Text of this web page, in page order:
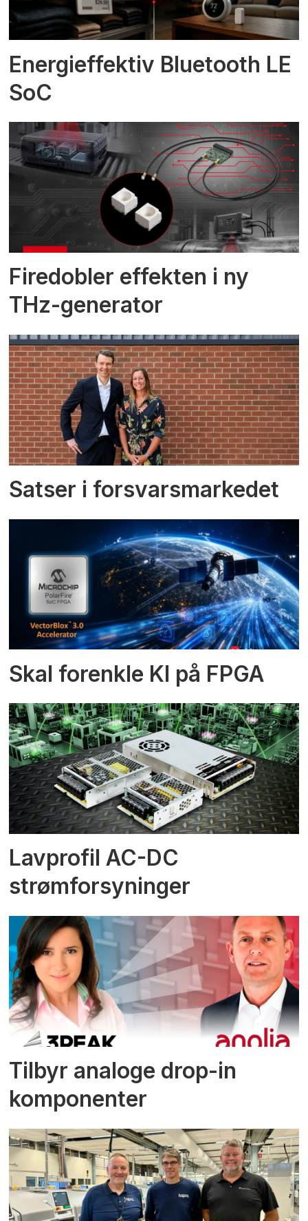
Energieffektiv Bluetooth LE
SoC
Firedobler effekten i ny
THz-generator
Satser i forsvarsmarkedet
Skal forenkle KI på FPGA
Lavprofil AC-DC
strømforsyninger
Tilbyr analoge drop-in
komponenter